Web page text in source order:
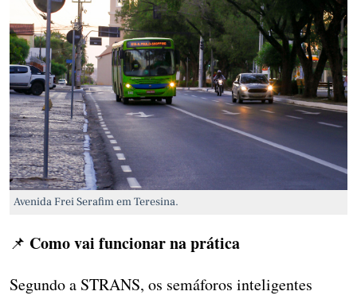
Avenida Frei Serafim em Teresina.
📌 Como vai funcionar na prática
Segundo a STRANS, os semáforos inteligentes